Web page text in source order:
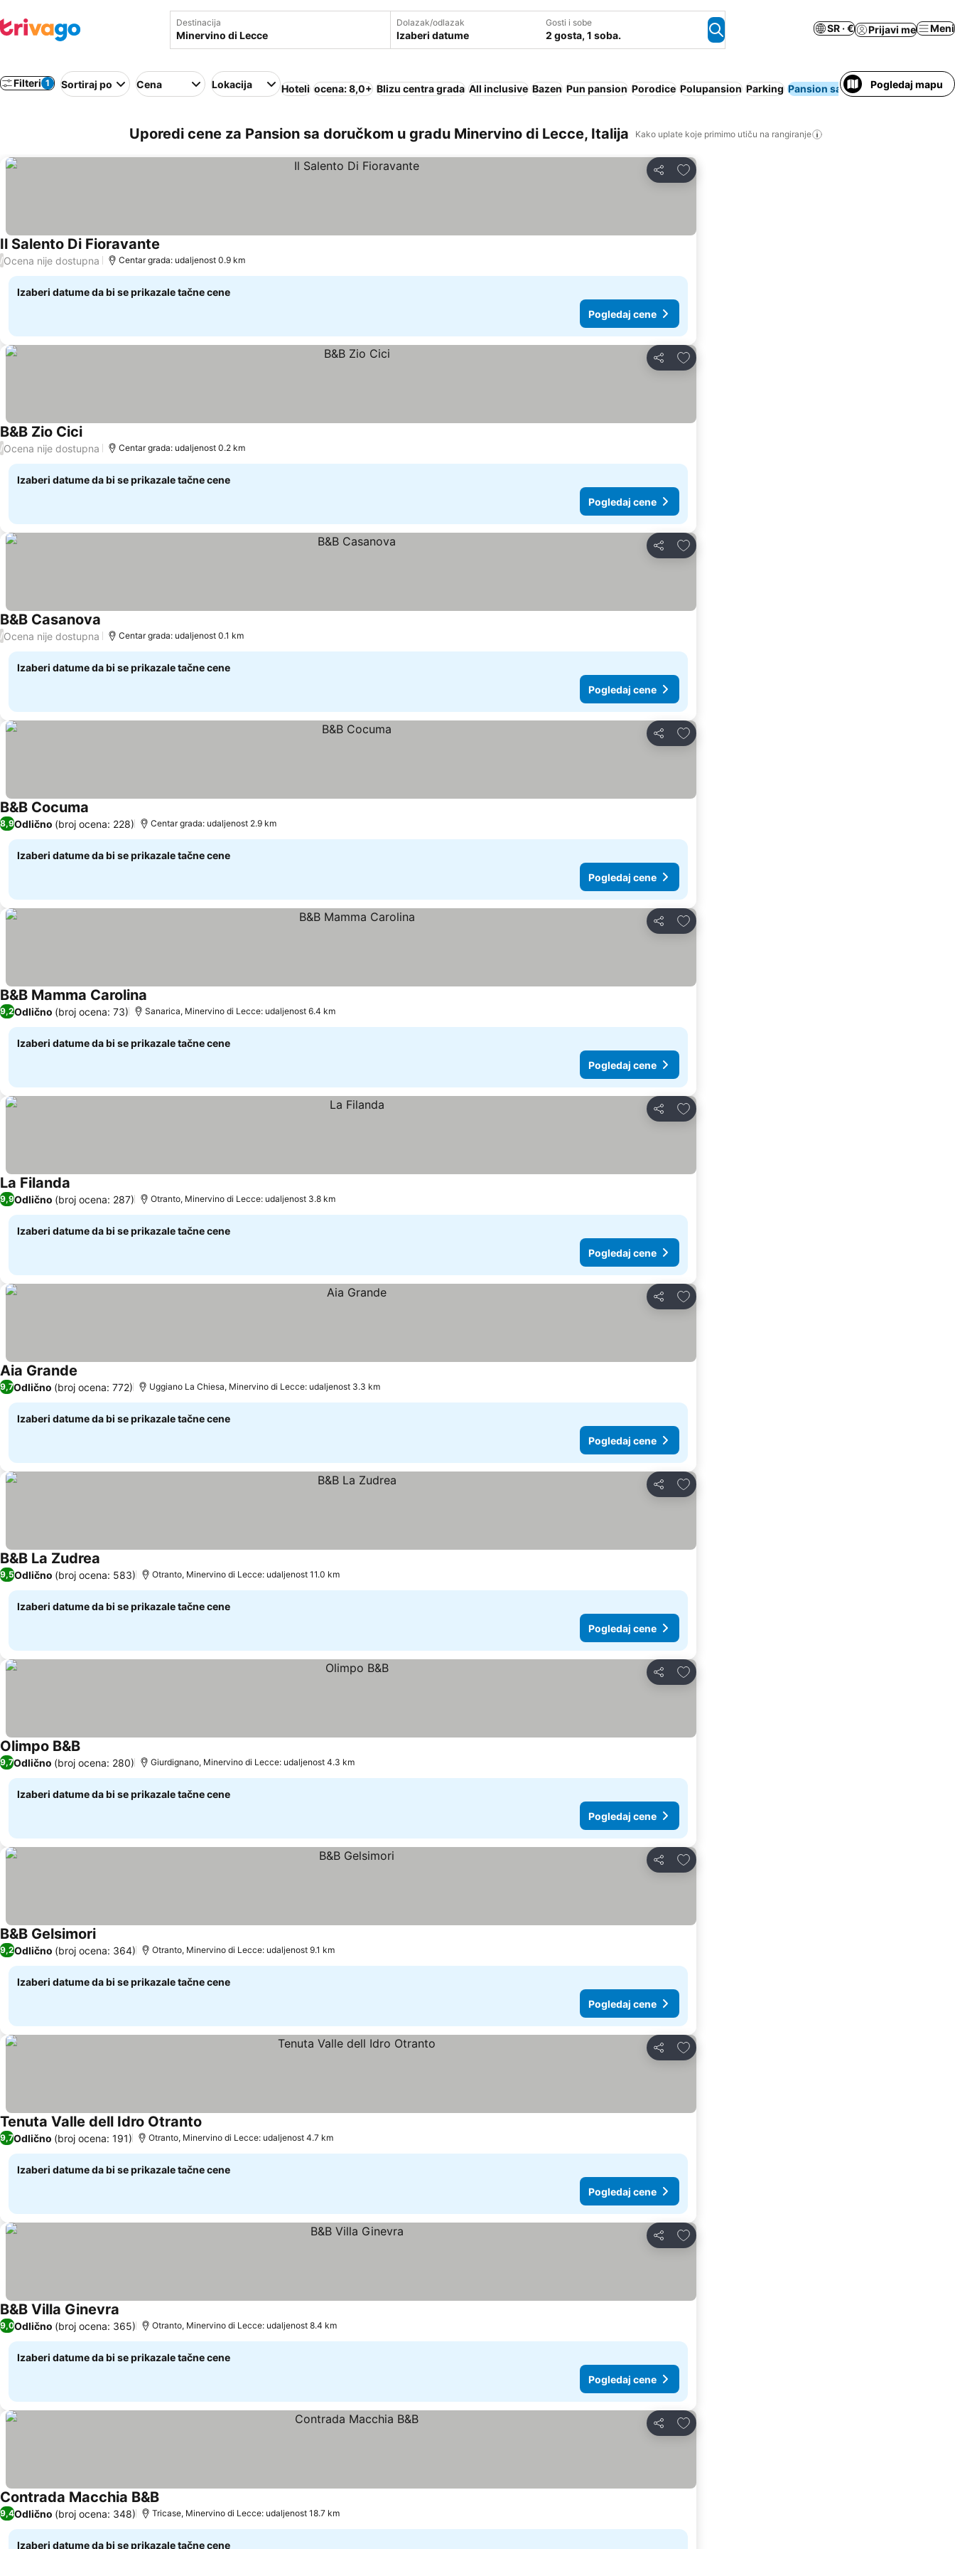
Destinacija Dolazak/odlazak
Izaberi datume
Gosti i sobe
2 gosta, 1 soba.
SR · € Prijavi me Meni
Filteri 1 Sortiraj po Cena Lokacija Hoteli ocena: 8,0+ Blizu centra grada All inclusive Bazen Pun pansion Porodice Polupansion Parking Pansion sa doručkomPogledaj mapu
Uporedi cene za Pansion sa doručkom u gradu Minervino di Lecce, Italija Kako uplate koje primimo utiču na rangiranje
Deli
Dodati u favorite
Il Salento Di Fioravante
/Ocena nije dostupna Centar grada: udaljenost 0.9 km
Izaberi datume da bi se prikazale tačne cene
Pogledaj cene
Deli
Dodati u favorite
B&B Zio Cici
/Ocena nije dostupna Centar grada: udaljenost 0.2 km
Izaberi datume da bi se prikazale tačne cene
Pogledaj cene
Deli
Dodati u favorite
B&B Casanova
/Ocena nije dostupna Centar grada: udaljenost 0.1 km
Izaberi datume da bi se prikazale tačne cene
Pogledaj cene
Deli
Dodati u favorite
B&B Cocuma
8,9Odlično (broj ocena: 228) Centar grada: udaljenost 2.9 km
Izaberi datume da bi se prikazale tačne cene
Pogledaj cene
Deli
Dodati u favorite
B&B Mamma Carolina
9,2Odlično (broj ocena: 73) Sanarica, Minervino di Lecce: udaljenost 6.4 km
Izaberi datume da bi se prikazale tačne cene
Pogledaj cene
Deli
Dodati u favorite
La Filanda
9,9Odlično (broj ocena: 287) Otranto, Minervino di Lecce: udaljenost 3.8 km
Izaberi datume da bi se prikazale tačne cene
Pogledaj cene
Deli
Dodati u favorite
Aia Grande
9,7Odlično (broj ocena: 772) Uggiano La Chiesa, Minervino di Lecce: udaljenost 3.3 km
Izaberi datume da bi se prikazale tačne cene
Pogledaj cene
Deli
Dodati u favorite
B&B La Zudrea
9,5Odlično (broj ocena: 583) Otranto, Minervino di Lecce: udaljenost 11.0 km
Izaberi datume da bi se prikazale tačne cene
Pogledaj cene
Deli
Dodati u favorite
Olimpo B&B
9,7Odlično (broj ocena: 280) Giurdignano, Minervino di Lecce: udaljenost 4.3 km
Izaberi datume da bi se prikazale tačne cene
Pogledaj cene
Deli
Dodati u favorite
B&B Gelsimori
9,2Odlično (broj ocena: 364) Otranto, Minervino di Lecce: udaljenost 9.1 km
Izaberi datume da bi se prikazale tačne cene
Pogledaj cene
Deli
Dodati u favorite
Tenuta Valle dell Idro Otranto
9,7Odlično (broj ocena: 191) Otranto, Minervino di Lecce: udaljenost 4.7 km
Izaberi datume da bi se prikazale tačne cene
Pogledaj cene
Deli
Dodati u favorite
B&B Villa Ginevra
9,0Odlično (broj ocena: 365) Otranto, Minervino di Lecce: udaljenost 8.4 km
Izaberi datume da bi se prikazale tačne cene
Pogledaj cene
Deli
Dodati u favorite
Contrada Macchia B&B
9,4Odlično (broj ocena: 348) Tricase, Minervino di Lecce: udaljenost 18.7 km
Izaberi datume da bi se prikazale tačne cene